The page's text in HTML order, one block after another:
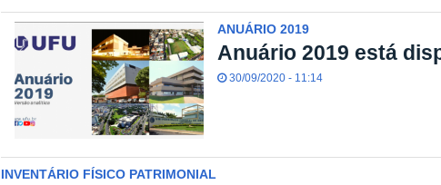
ANUÁRIO 2019
Anuário 2019 está
30/09/2020 - 11:14
INVENTÁRIO FÍSICO PATRIMONIAL